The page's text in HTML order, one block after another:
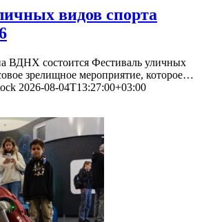
видов спорта
ВДНХ состоится Фестиваль уличных
зрелищное мероприятие, которое…
2026-08-04T13:27:00+03:00